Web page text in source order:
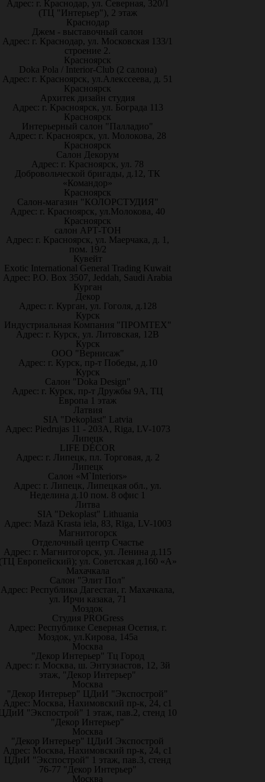
Адрес: г. Краснодар, ул. Северная, 320/1
(ТЦ "Интерьер"), 2 этаж
Краснодар
Джем - выставочный салон
Адрес: г. Краснодар, ул. Московская 133/1
строение 2.
Красноярск
Doka Pola / Interior-Club (2 салона)
Адрес: г. Красноярск, ул.Алекссеева, д. 51
Красноярск
Архитек дизайн студия
Адрес: г. Красноярск, ул. Бограда 113
Красноярск
Интерьерный салон "Палладио"
Адрес: г. Красноярск, ул. Молокова, 28
Красноярск
Салон Декорум
Адрес: г. Красноярск, ул. 78
Добровольческой бригады, д.12, ТК
«Командор»
Красноярск
Салон-магазин "КОЛОРСТУДИЯ"
Адрес: г. Красноярск, ул.Молокова, 40
Красноярск
салон АРТ-ТОН
Адрес: г. Красноярск, ул. Маерчака, д. 1,
пом. 19/2
Кувейт
Exotic International General Trading Kuwait
Адрес: P.O. Box 3507, Jeddah, Saudi Arabia
Курган
Декор
Адрес: г. Курган, ул. Гоголя, д.128
Курск
Индустриальная Компания "ПРОМТЕХ"
Адрес: г. Курск, ул. Литовская, 12В
Курск
ООО "Вернисаж"
Адрес: г. Курск, пр-т Победы, д.10
Курск
Салон "Doka Design"
Адрес: г. Курск, пр-т Дружбы 9А, ТЦ
Европа 1 этаж
Латвия
SIA "Dekoplast" Latvia
Адрес: Piedrujas 11 - 203A, Riga, LV-1073
Липецк
LIFE DÉCOR
Адрес: г. Липецк, пл. Торговая, д. 2
Липецк
Салон «M`Interiors»
Адрес: г. Липецк, Липецкая обл., ул.
Неделина д.10 пом. 8 офис 1
Литва
SIA "Dekoplast" Lithuania
Адрес: Mazā Krasta iela, 83, Rīga, LV-1003
Магнитогорск
Отделочный центр Счастье
Адрес: г. Магнитогорск, ул. Ленина д.115
Европейский); ул. Советская д.160 «А»
Махачкала
Салон "Элит Пол"
Адрес: Республика Дагестан, г. Махачкала,
ул. Ирчи казака, 71
Моздок
Студия PROGress
Адрес: Республике Северная Осетия, г.
Моздок, ул.Кирова, 145а
Москва
"Декор Интерьер" Тц Город
Адрес: г. Москва, ш. Энтузиастов, 12, 3й
этаж, "Декор Интерьер"
Москва
"Декор Интерьер" ЦДиИ "Экспострой"
Адрес: Москва, Нахимовский пр-к, 24, с1
"Экспострой" 1 этаж, пав.2, стенд 10
"Декор Интерьер"
Москва
"Декор Интерьер" ЦДиИ Экспострой
Адрес: Москва, Нахимовский пр-к, 24, с1
ЦДиИ "Экспострой" 1 этаж, пав.3, стенд
76-77 "Декор Интерьер"
Москва